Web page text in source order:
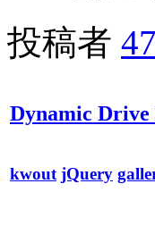
投稿者
Dynamic
kwout jQuery